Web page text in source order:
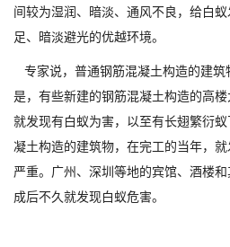
间较为湿润、暗淡、通风不良，给白
足、暗淡避光的优越环境。
专家说，普通钢筋混凝土构造的建筑
是，有些新建的钢筋混凝土构造的高楼
就发现有白蚁为害，以至有长翅繁衍
凝土构造的建筑物，在完工的当年，
严重。广州、深圳等地的宾馆、酒楼
成后不久就发现白蚁危害。